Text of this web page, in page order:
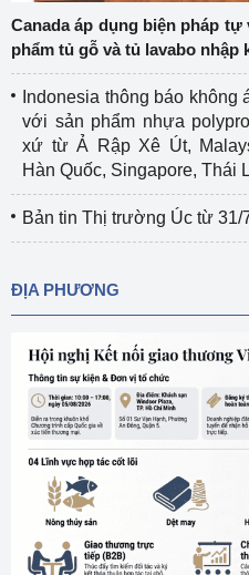
Canada áp dụng biện pháp
phẩm tủ gỗ và tủ lavabo nhập
Indonesia thông báo không
với sản phẩm nhựa
xứ từ Ả Rập Xê Út,
Hàn Quốc, Singapore, Thái
Bản tin Thị trường Úc từ 31/
ĐỊA PHƯƠNG